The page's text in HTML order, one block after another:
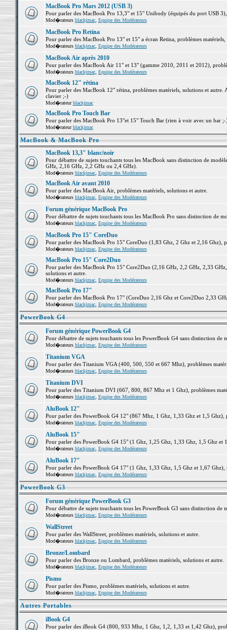
MacBook Pro Mars 2012 (USB 3)
Pour parler des MacBook Pro 13,3" et 15" Unibody (équipés du port USB
Mod�rateurs blackjmac, Equipe des Modérateurs
MacBook Pro Retina
Pour parler des MacBook Pro 13" et 15" a écran Retina, problèmes matériels,
Mod�rateurs blackjmac, Equipe des Modérateurs
MacBook Air après 2010
Pour parler des MacBook Air 11" et 13" (gamme 2010, 2011 et 2012),
Mod�rateurs blackjmac, Equipe des Modérateurs
MacBook 12" rétina
Pour parler des MacBook 12" rétina, problèmes matériels, solutions et
clavier ;-)
Mod�rateurblackjmac
MacBook Pro Touch Bar
Pour parler des MacBook Pro 13"et 15" Touch Bar (rien à voir avec un bar
Mod�rateurblackjmac
MacBook & MacBook Pro
MacBook 13,3" blanc/noir
Pour débattre de sujets touchants tous les MacBook sans distinction de
GHz, 2,16 GHz, 2,2 GHz ou 2,4 GHz).
Mod�rateurs blackjmac, Equipe des Modérateurs
MacBook Air avant 2010
Pour parler des MacBook Air, problèmes matériels, solutions et autre.
Mod�rateurs blackjmac, Equipe des Modérateurs
Forum générique MacBook Pro
Pour débattre de sujets touchants tous les MacBook Pro sans distinction de
Mod�rateurs blackjmac, Equipe des Modérateurs
MacBook Pro 15" CoreDuo
Pour parler des MacBook Pro 15" CoreDuo (1,83 Ghz, 2 Ghz et 2,16 Ghz),
Mod�rateurs blackjmac, Equipe des Modérateurs
MacBook Pro 15" Core2Duo
Pour parler des MacBook Pro 15" Core2Duo (2,16 GHz, 2,2 GHz, 2,33
solutions et autre.
Mod�rateurs blackjmac, Equipe des Modérateurs
MacBook Pro 17"
Pour parler des MacBook Pro 17" (CoreDuo 2,16 Ghz et Core2Duo 2,33
Mod�rateurs blackjmac, Equipe des Modérateurs
PowerBook G4
Forum générique PowerBook G4
Pour débattre de sujets touchants tous les PowerBook G4 sans distinction de
Mod�rateurs blackjmac, Equipe des Modérateurs
Titanium VGA
Pour parler des Titanium VGA (400, 500, 550 et 667 Mhz), problèmes
Mod�rateurs blackjmac, Equipe des Modérateurs
Titanium DVI
Pour parler des Titanium DVI (667, 800, 867 Mhz et 1 Ghz), problèmes
Mod�rateurs blackjmac, Equipe des Modérateurs
AluBook 12"
Pour parler des PowerBook G4 12" (867 Mhz, 1 Ghz, 1,33 Ghz et 1,5 Ghz),
Mod�rateurs blackjmac, Equipe des Modérateurs
AluBook 15"
Pour parler des PowerBook G4 15" (1 Ghz, 1,25 Ghz, 1,33 Ghz, 1,5 Ghz et
Mod�rateurs blackjmac, Equipe des Modérateurs
AluBook 17"
Pour parler des PowerBook G4 17" (1 Ghz, 1,33 Ghz, 1,5 Ghz et 1,67 Ghz),
Mod�rateurs blackjmac, Equipe des Modérateurs
PowerBook G3
Forum générique PowerBook G3
Pour débattre de sujets touchants tous les PowerBook G3 sans distinction de
Mod�rateurs blackjmac, Equipe des Modérateurs
WallStreet
Pour parler des WallStreet, problèmes matériels, solutions et autre.
Mod�rateurs blackjmac, Equipe des Modérateurs
Bronze/Lombard
Pour parler des Bronze ou Lombard, problèmes matériels, solutions et autre.
Mod�rateurs blackjmac, Equipe des Modérateurs
Pismo
Pour parler des Pismo, problèmes matériels, solutions et autre.
Mod�rateurs blackjmac, Equipe des Modérateurs
Autres Portables
iBook G4
Pour parler des iBook G4 (800, 933 Mhz, 1 Ghz, 1,2, 1,33 et 1,42 Ghz),